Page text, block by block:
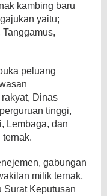
kambing baru
yaitu;
Tanggamus,
peluang
Dinas
tinggi,
Lembaga, dan
gabungan
milik ternak,
Surat Keputusan